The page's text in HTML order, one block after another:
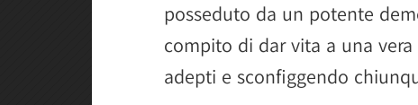
posseduto da un potente
compito di dar vita a una
adepti e sconfiggendo